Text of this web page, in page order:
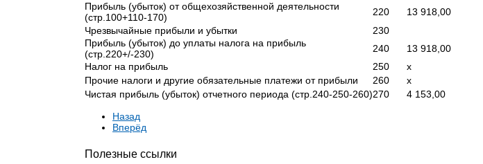
Прибыль (убыток) от общехозяйственной деятельности
(стр.100+110-170)
220 13 918,00
Чрезвычайные прибыли и убытки
230
Прибыль (убыток) до уплаты налога на прибыль
(стр.220+/-230)
240 13 918,00
Налог на прибыль
250 x
Прочие налоги и другие обязательные платежи от прибыли
260 x
Чистая прибыль (убыток) отчетного периода (стр.240-250-260)270 4 153,00
Назад
Вперёд
Полезные ссылки